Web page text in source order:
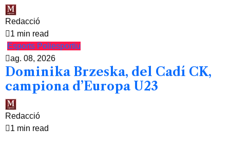
Redacció
1 min read
Esports Poliesportiu
ag. 08, 2026
Dominika Brzeska, del Cadí CK,
campiona d’Europa U23
Redacció
1 min read